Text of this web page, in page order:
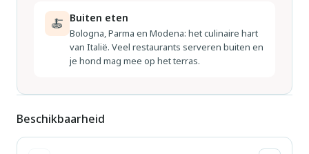
🍝 Buiten eten
Bologna, Parma en Modena: het culinaire hart
van Italië. Veel restaurants serveren buiten en
je hond mag mee op het terras.
Beschikbaarheid